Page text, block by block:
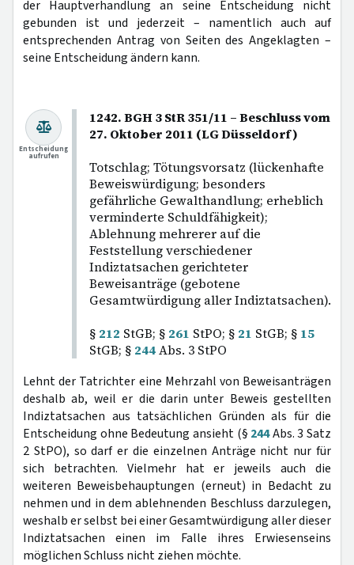
der Hauptverhandlung an seine Entscheidung nicht
gebunden ist und jederzeit – namentlich auch auf
entsprechenden Antrag von Seiten des Angeklagten –
seine Entscheidung ändern kann.
1242. BGH 3 StR 351/11 – Beschluss vom
27. Oktober 2011 (LG Düsseldorf)
Totschlag; Tötungsvorsatz (lückenhafte
Beweiswürdigung; besonders
gefährliche Gewalthandlung; erheblich
verminderte Schuldfähigkeit);
Ablehnung mehrerer auf die
Feststellung verschiedener
Indiztatsachen gerichteter
Beweisanträge (gebotene
Gesamtwürdigung aller Indiztatsachen).
§ 212 StGB; § 261 StPO; § 21 StGB; § 15
StGB; § 244Abs. 3 StPO
Entscheidung
aufrufen
Lehnt der Tatrichter eine Mehrzahl von Beweisanträgen
deshalb ab, weil er die darin unter Beweis gestellten
Indiztatsachen aus tatsächlichen Gründen als für die
Entscheidung ohne Bedeutung ansieht (§ 244Abs. 3 Satz
2 StPO), so darf er die einzelnen Anträge nicht nur für
sich betrachten. Vielmehr hat er jeweils auch die
weiteren Beweisbehauptungen (erneut) in Bedacht zu
nehmen und in dem ablehnenden Beschluss darzulegen,
weshalb er selbst bei einer Gesamtwürdigung aller dieser
Indiztatsachen einen im Falle ihres Erwiesenseins
möglichen Schluss nicht ziehen möchte.